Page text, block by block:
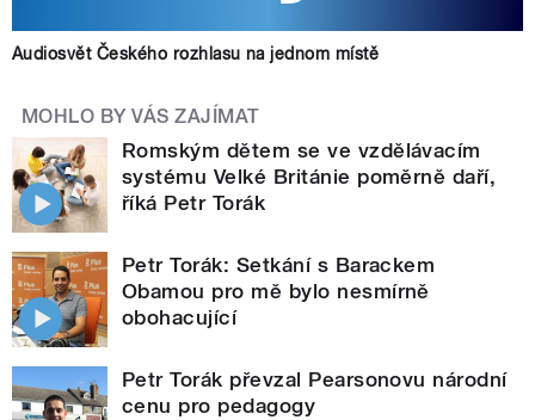
Audiosvět Českého rozhlasu na jednom místě
MOHLO BY VÁS ZAJÍMAT
Romským dětem se ve vzdělávacím
systému Velké Británie poměrně daří,
říká Petr Torák
Petr Torák: Setkání s Barackem
Obamou pro mě bylo nesmírně
obohacující
Petr Torák převzal Pearsonovu národní
cenu pro pedagogy